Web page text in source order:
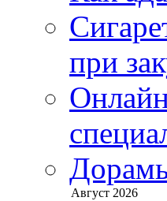
при
Август 2026